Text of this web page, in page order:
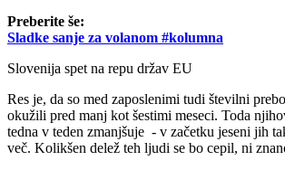
Preberite še:
Sladke sanje za volanom #kolumna
Slovenija spet na repu držav EU
Res je, da so med zaposlenimi tudi številni
okužili pred manj kot šestimi meseci. Toda
tedna v teden zmanjšuje - v začetku jeseni jih
več. Kolikšen delež teh ljudi se bo cepil, ni